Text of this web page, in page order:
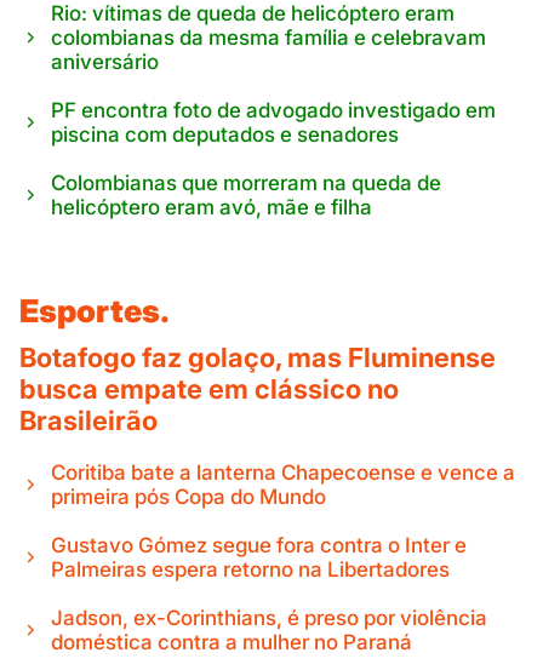
Rio: vítimas de queda de helicóptero eram
colombianas da mesma família e celebravam
aniversário
PF encontra foto de advogado investigado em
piscina com deputados e senadores
Colombianas que morreram na queda de
helicóptero eram avó, mãe e filha
Esportes.
Botafogo faz golaço, mas Fluminense
busca empate em clássico no
Brasileirão
Coritiba bate a lanterna Chapecoense e vence a
primeira pós Copa do Mundo
Gustavo Gómez segue fora contra o Inter e
Palmeiras espera retorno na Libertadores
Jadson, ex-Corinthians, é preso por violência
doméstica contra a mulher no Paraná